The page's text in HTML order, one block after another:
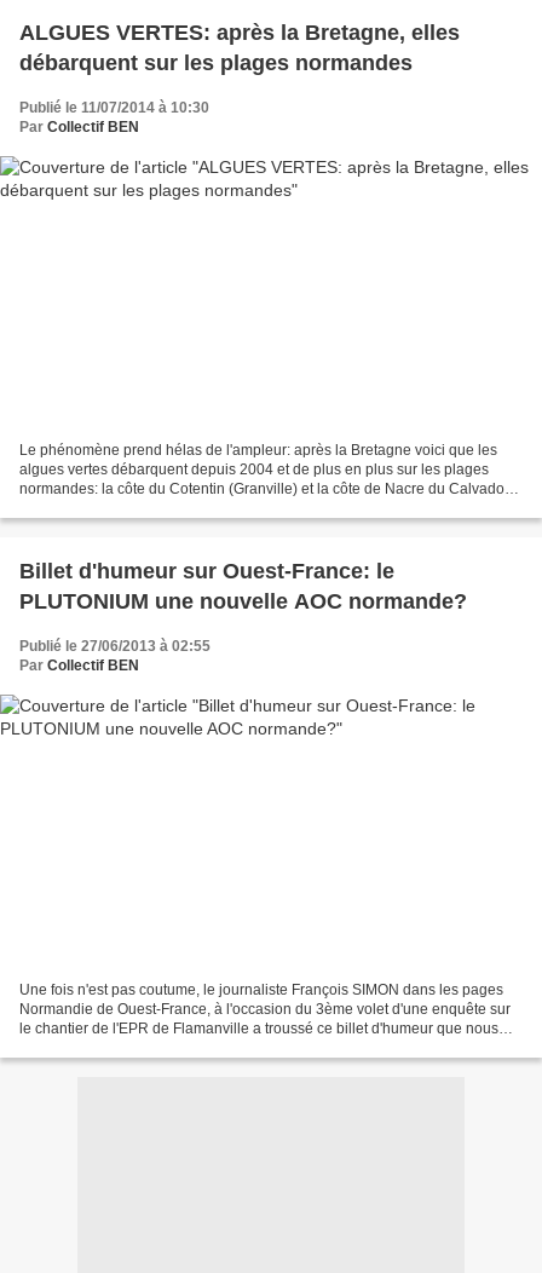
ALGUES VERTES: après la Bretagne, elles
débarquent sur les plages normandes
Publié le 11/07/2014 à 10:30
Par Collectif BEN
Le phénomène prend hélas de l'ampleur: après la Bretagne voici que les
algues vertes débarquent depuis 2004 et de plus en plus sur les plages
normandes: la côte du Cotentin (Granville) et la côte de Nacre du Calvados
Billet d'humeur sur Ouest-France: le
PLUTONIUM une nouvelle AOC normande?
Publié le 27/06/2013 à 02:55
Par Collectif BEN
Une fois n'est pas coutume, le journaliste François SIMON dans les pages
Normandie de Ouest-France, à l'occasion du 3ème volet d'une enquête sur
le chantier de l'EPR de Flamanville a troussé ce billet d'humeur que nous